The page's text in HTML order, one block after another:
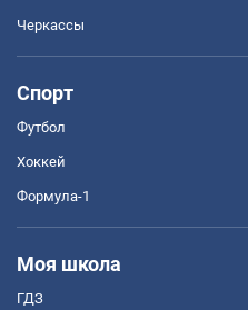
Черкассы
Спорт
Футбол
Хоккей
Формула-1
Моя школа
ГДЗ